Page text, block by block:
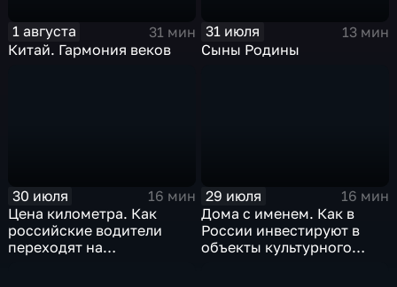
1 августа
31 мин
Китай. Гармония веков
31 июля
13 мин
Сыны Родины
30 июля
16 мин
Цена километра. Как
российские водители
переходят на
29 июля
16 мин
Дома с именем. Как в
России инвестируют в
объекты культурного